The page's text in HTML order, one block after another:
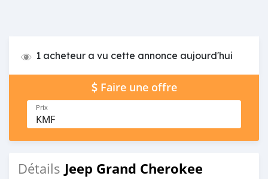
1 acheteur a vu cette annonce aujourd'hui
Faire une offre
Prix
KMF
Détails Jeep Grand Cherokee